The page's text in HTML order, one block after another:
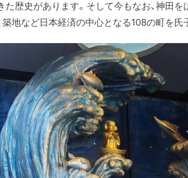
た歴史があります。そして今もなお、神田を
築地など日本経済の中心となる108の町を氏